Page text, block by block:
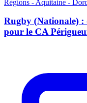
Régions - Aquitaine -
Rugby (Nationale) :
pour le CA